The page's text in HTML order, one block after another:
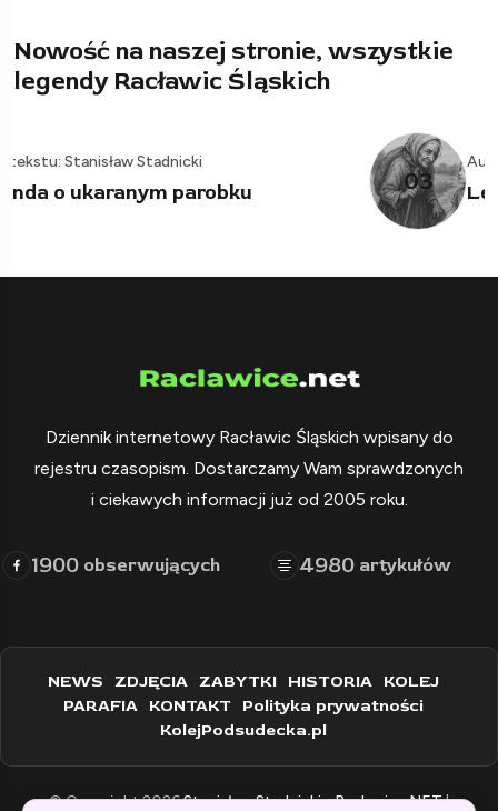
Nowość na naszej stronie, wszystkie
legendy Racławic Śląskich
03
Autor tekstu: Stanisław Stadnicki
Legenda o starej babuleńce
Dziennik internetowy Racławic Śląskich wpisany do
rejestru czasopism. Dostarczamy Wam sprawdzonych
i ciekawych informacji już od 2005 roku.
1900 obserwujących 4980 artykułów
NEWS ZDJĘCIA ZABYTKI HISTORIA KOLEJ
PARAFIA KONTAKT Polityka prywatności
KolejPodsudecka.pl
© Copyright 2026Stanisław Stadnicki - Raclawice.NET|